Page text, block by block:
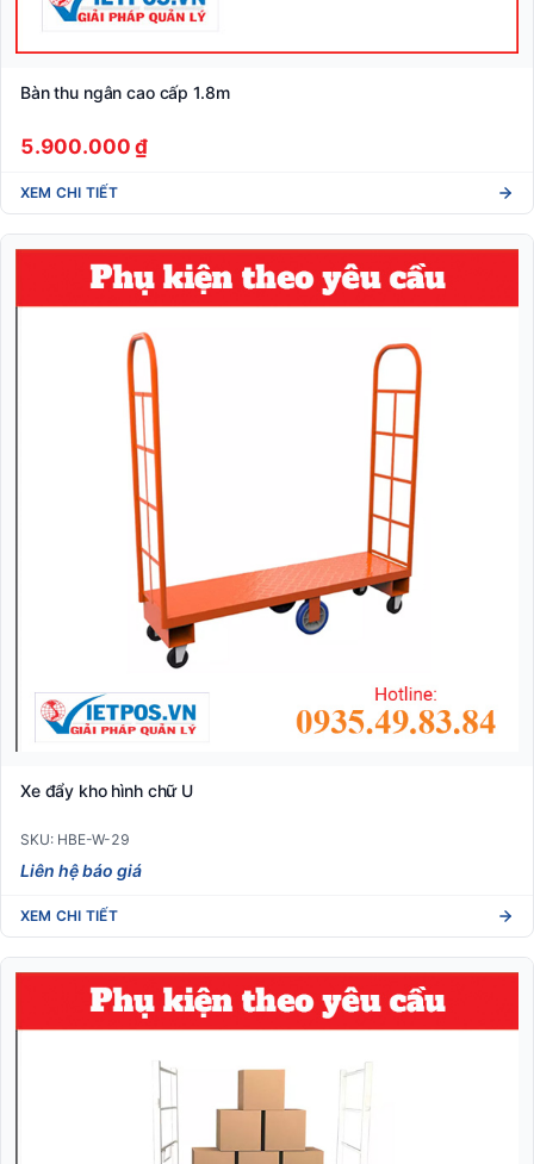
Bàn thu ngân cao cấp 1.8m
5.900.000 ₫
XEM CHI TIẾT
Xe đẩy kho hình chữ U
SKU: HBE-W-29
Liên hệ báo giá
XEM CHI TIẾT